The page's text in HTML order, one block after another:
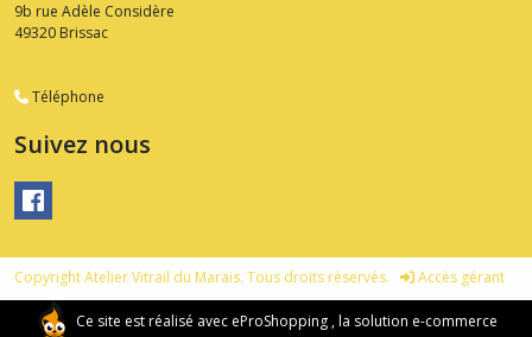
9b rue Adèle Considère
49320 Brissac
Téléphone
Suivez nous
Copyright Atelier Vitrail du Marais. Tous droits réservés. Accès gérant
Ce site est réalisé avec eProShopping , la solution e-commerce